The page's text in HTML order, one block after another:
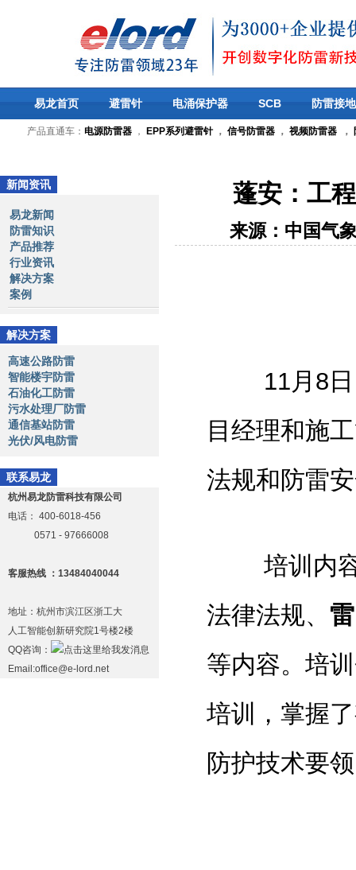
易龙首页 避雷针 电涌保护器 SCB 防雷接地
产品直通车： 电源防雷器 ， EPP系列避雷针， 信号防雷器 ， 视频防雷器 ，
新闻资讯
易龙新闻
防雷知识
产品推荐
行业资讯
解决方案
案例
解决方案
高速公路防雷
智能楼宇防雷
石油化工防雷
污水处理厂防雷
通信基站防雷
光伏/风电防雷
联系易龙
杭州易龙防雷科技有限公司
电话： 400-6018-456
0571 - 97666008
客服热线 ：13484040044
地址：杭州市滨江区浙工大
人工智能创新研究院1号楼2楼
QQ咨询：
Email:office@e-lord.net
蓬安：工
来源：中国气
11月8日，
目经理和施
法规和防雷
培训内容
法律法规、
等内容。培
培训，掌握
防护技术要